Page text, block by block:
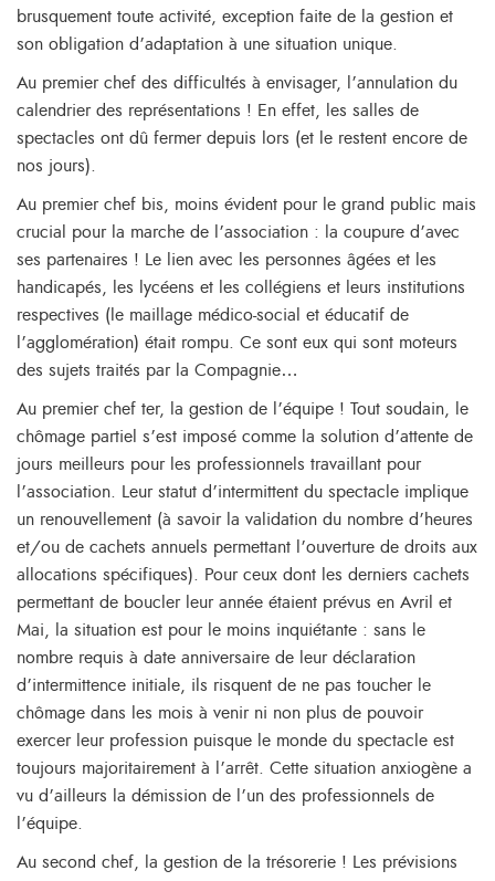
brusquement toute activité, exception faite de la gestion et
son obligation d’adaptation à une situation unique.
Au premier chef des difficultés à envisager, l’annulation du
calendrier des représentations ! En effet, les salles de
spectacles ont dû fermer depuis lors (et le restent encore de
nos jours).
Au premier chef bis, moins évident pour le grand public mais
crucial pour la marche de l’association : la coupure d’avec
ses partenaires ! Le lien avec les personnes âgées et les
handicapés, les lycéens et les collégiens et leurs institutions
respectives (le maillage médico-social et éducatif de
l’agglomération) était rompu. Ce sont eux qui sont moteurs
des sujets traités par la Compagnie…
Au premier chef ter, la gestion de l’équipe ! Tout soudain, le
chômage partiel s’est imposé comme la solution d’attente de
jours meilleurs pour les professionnels travaillant pour
l’association. Leur statut d’intermittent du spectacle implique
un renouvellement (à savoir la validation du nombre d’heures
et/ou de cachets annuels permettant l’ouverture de droits aux
allocations spécifiques). Pour ceux dont les derniers cachets
permettant de boucler leur année étaient prévus en Avril et
Mai, la situation est pour le moins inquiétante : sans le
nombre requis à date anniversaire de leur déclaration
d’intermittence initiale, ils risquent de ne pas toucher le
chômage dans les mois à venir ni non plus de pouvoir
exercer leur profession puisque le monde du spectacle est
toujours majoritairement à l’arrêt. Cette situation anxiogène a
vu d’ailleurs la démission de l’un des professionnels de
l’équipe.
Au second chef, la gestion de la trésorerie ! Les prévisions